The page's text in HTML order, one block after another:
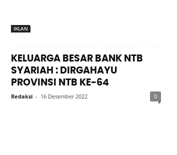
IKLAN
KELUARGA BESAR BANK NTB
SYARIAH : DIRGAHAYU
PROVINSI NTB KE-64
Redaksi - 16 Desember 2022 0